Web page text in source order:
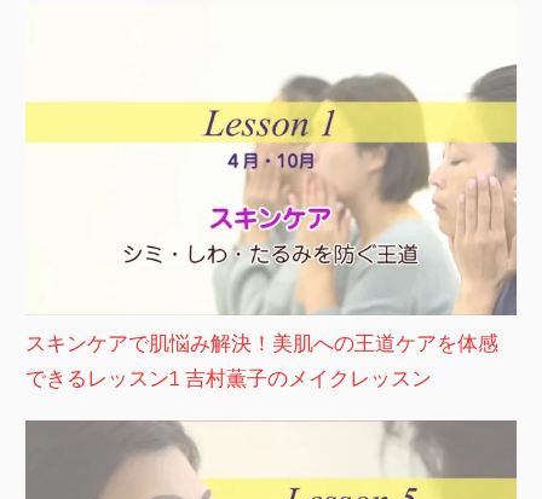
スキンケアで肌悩み解決！美肌への王道ケアを体感
できるレッスン1 吉村薫子のメイクレッスン